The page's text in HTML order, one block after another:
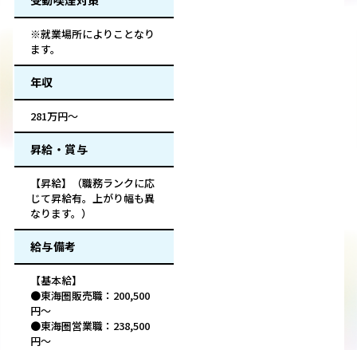
※就業場所によりことなり
ます。
年収
281万円～
昇給・賞与
【昇給】（職務ランクに応
じて昇給有。上がり幅も異
なります。）
給与備考
【基本給】
●東海圏販売職：200,500
円～
●東海圏営業職：238,500
円～